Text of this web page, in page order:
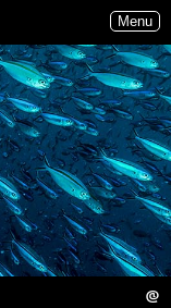
Menu
@